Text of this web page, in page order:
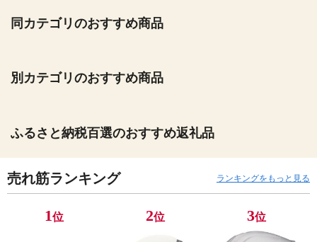
同カテゴリのおすすめ商品
別カテゴリのおすすめ商品
ふるさと納税百選のおすすめ返礼品
売れ筋ランキング ランキングをもっと見る
1位 2位 3位